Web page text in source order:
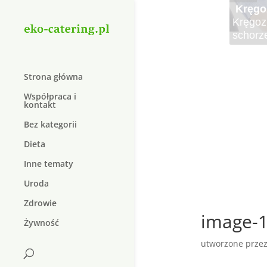
Strona główna
Współpraca i
kontakt
Bez kategorii
Dieta
Inne tematy
Uroda
Zdrowie
Żywność
do
Czy
Lato
Krem
W
który
W
image-
utworzone przez